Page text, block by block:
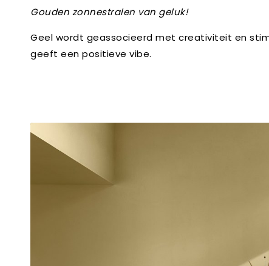
Gouden zonnestralen van geluk!
Geel wordt geassocieerd met creativiteit en
geeft een positieve vibe.